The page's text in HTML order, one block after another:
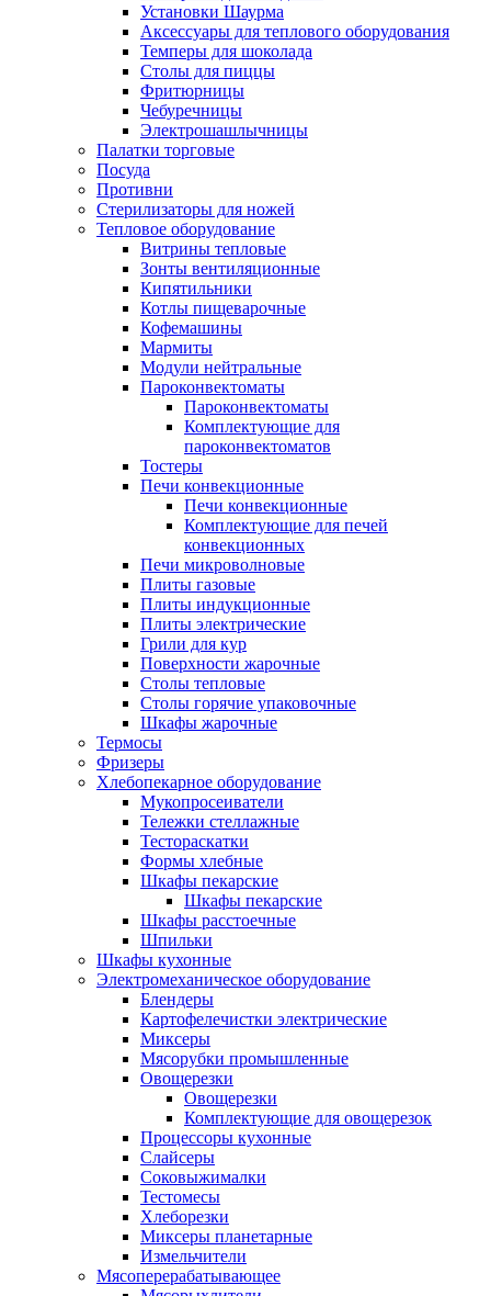
Установки Шаурма
Аксессуары для теплового оборудования
Темперы для шоколада
Столы для пиццы
Фритюрницы
Чебуречницы
Электрошашлычницы
Палатки торговые
Посуда
Противни
Стерилизаторы для ножей
Тепловое оборудование
Витрины тепловые
Зонты вентиляционные
Кипятильники
Котлы пищеварочные
Кофемашины
Мармиты
Модули нейтральные
Пароконвектоматы
Пароконвектоматы
Комплектующие для
пароконвектоматов
Тостеры
Печи конвекционные
Печи конвекционные
Комплектующие для печей
конвекционных
Печи микроволновые
Плиты газовые
Плиты индукционные
Плиты электрические
Грили для кур
Поверхности жарочные
Столы тепловые
Столы горячие упаковочные
Шкафы жарочные
Термосы
Фризеры
Хлебопекарное оборудование
Мукопросеиватели
Тележки стеллажные
Тестораскатки
Формы хлебные
Шкафы пекарские
Шкафы пекарские
Шкафы расстоечные
Шпильки
Шкафы кухонные
Электромеханическое оборудование
Блендеры
Картофелечистки электрические
Миксеры
Мясорубки промышленные
Овощерезки
Овощерезки
Комплектующие для овощерезок
Процессоры кухонные
Слайсеры
Соковыжималки
Тестомесы
Хлеборезки
Миксеры планетарные
Измельчители
Мясоперерабатывающее